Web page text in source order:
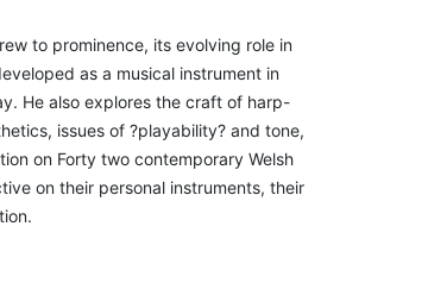
to prominence, its evolving role in
as a musical instrument in
He also explores the craft of harp-
issues of ?playability? and tone,
on Forty two contemporary Welsh
on their personal instruments, their